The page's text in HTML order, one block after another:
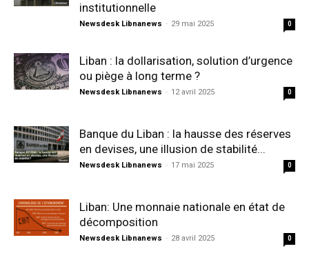
institutionnelle
Newsdesk Libnanews - 29 mai 2025 0
Liban : la dollarisation, solution d’urgence
ou piège à long terme ?
Newsdesk Libnanews - 12 avril 2025 0
Banque du Liban : la hausse des réserves
en devises, une illusion de stabilité...
Newsdesk Libnanews - 17 mai 2025 0
Liban: Une monnaie nationale en état de
décomposition
Newsdesk Libnanews - 28 avril 2025 0